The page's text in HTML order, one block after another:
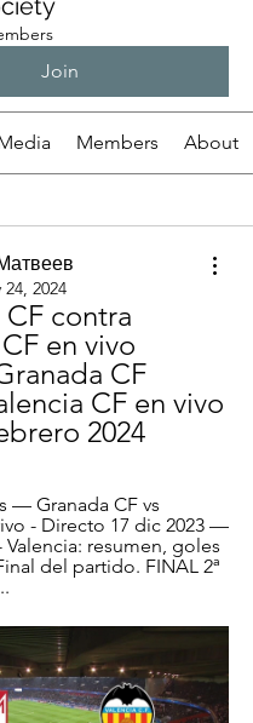
Join
Members About
2024
contra
en vivo
CF
CF en vivo
2024
— Granada CF vs
- Directo 17 dic 2023 —
Valencia: resumen, goles
del partido. FINAL 2ª